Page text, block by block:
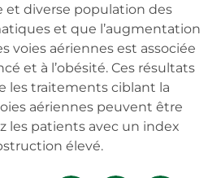
et diverse population des
et que l’augmentation
voies aériennes est associée
et à l’obésité. Ces résultats
les traitements ciblant la
aériennes peuvent être
les patients avec un index
élevé.